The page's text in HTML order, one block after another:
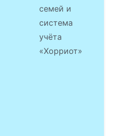
семей и
система
учёта
«Хорриот»